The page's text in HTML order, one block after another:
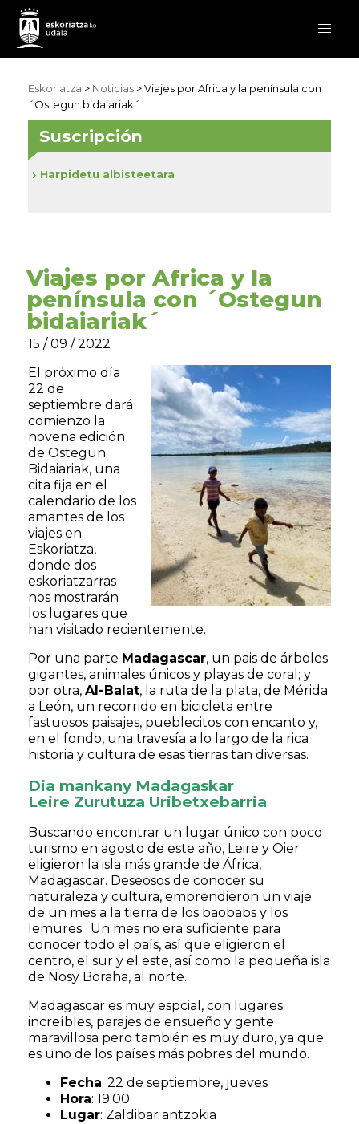
Eskoriatza > Noticias > Viajes por Africa y la península con
´Ostegun bidaiariak´
Viajes por Africa y la
península con ´Ostegun
bidaiariak´
15 / 09 / 2022
El próximo día
22 de
septiembre dará
comienzo la
novena edición
de Ostegun
Bidaiariak, una
cita fija en el
calendario de los
amantes de los
viajes en
Eskoriatza,
donde dos
eskoriatzarras
nos mostrarán
los lugares que
han visitado recientemente.
Por una parte Madagascar, un pais de árboles
gigantes, animales únicos y playas de coral; y
por otra, Al-Balat, la ruta de la plata, de Mérida
a León, un recorrido en bicicleta entre
fastuosos paisajes, pueblecitos con encanto y,
en el fondo, una travesía a lo largo de la rica
historia y cultura de esas tierras tan diversas.
Dia mankany Madagaskar
Leire Zurutuza Uribetxebarria
Buscando encontrar un lugar único con poco
turismo en agosto de este año, Leire y Oier
eligieron la isla más grande de África,
Madagascar. Deseosos de conocer su
naturaleza y cultura, emprendieron un viaje
de un mes a la tierra de los baobabs y los
lemures. Un mes no era suficiente para
conocer todo el país, así que eligieron el
centro, el sur y el este, así como la pequeña isla
de Nosy Boraha, al norte.
Madagascar es muy espcial, con lugares
increíbles, parajes de ensueño y gente
maravillosa pero también es muy duro, ya que
es uno de los países más pobres del mundo.
Fecha: 22 de septiembre, jueves
Hora: 19:00
Lugar: Zaldibar antzokia
Suscripción
Harpidetu albisteetara